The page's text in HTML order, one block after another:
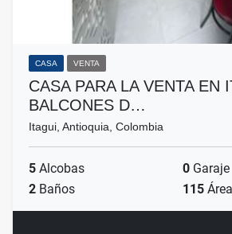
CASA VENTA
CASA PARA LA VENTA EN
BALCONES D…
Itagui, Antioquia, Colombia
5 Alcobas 0 Garaje
2 Baños 115